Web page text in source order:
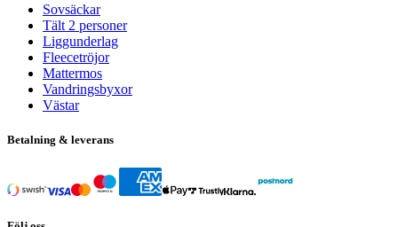
Sovsäckar
Tält 2 personer
Liggunderlag
Fleecetröjor
Mattermos
Vandringsbyxor
Västar
Betalning & leverans